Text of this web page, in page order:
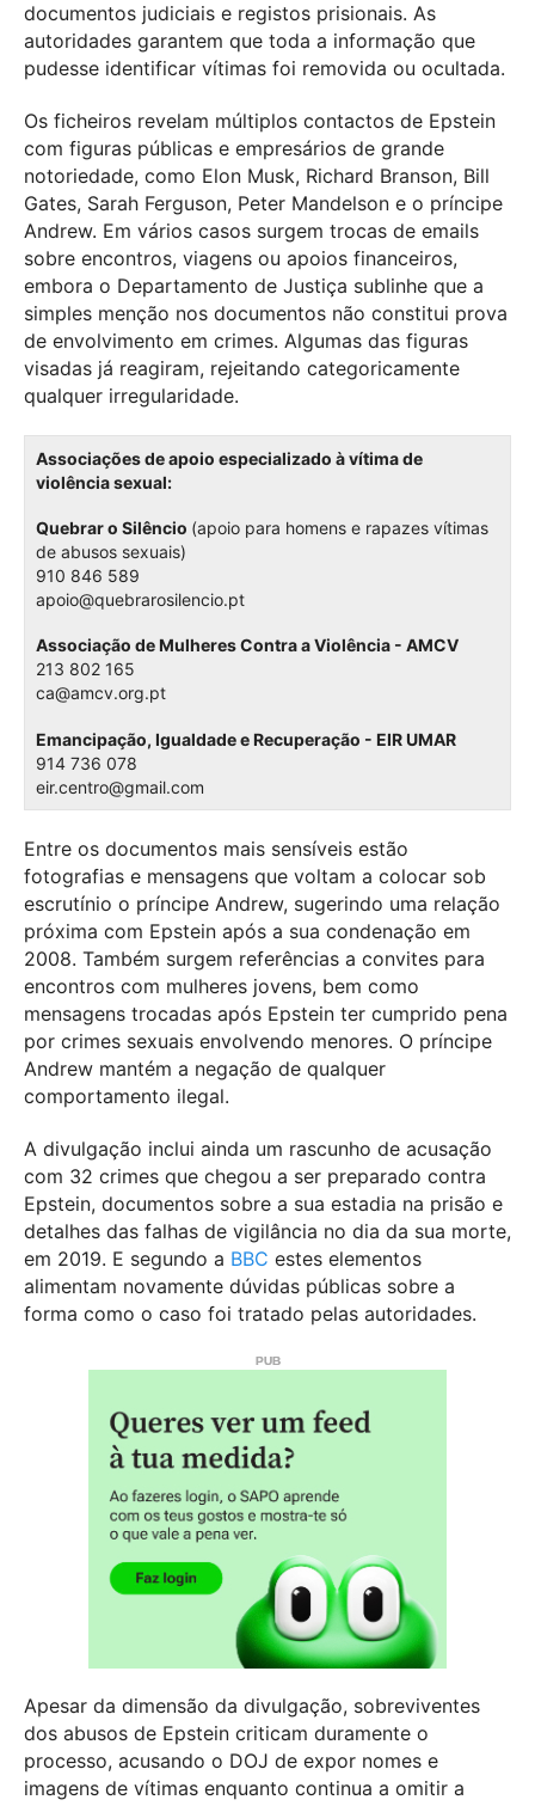
documentos judiciais e registos prisionais. As
autoridades garantem que toda a informação que
pudesse identificar vítimas foi removida ou ocultada.
Os ficheiros revelam múltiplos contactos de Epstein
com figuras públicas e empresários de grande
notoriedade, como Elon Musk, Richard Branson, Bill
Gates, Sarah Ferguson, Peter Mandelson e o príncipe
Andrew. Em vários casos surgem trocas de emails
sobre encontros, viagens ou apoios financeiros,
embora o Departamento de Justiça sublinhe que a
simples menção nos documentos não constitui prova
de envolvimento em crimes. Algumas das figuras
visadas já reagiram, rejeitando categoricamente
qualquer irregularidade.
Associações de apoio especializado à vítima de
violência sexual:
Quebrar o Silêncio (apoio para homens e rapazes vítimas
de abusos sexuais)
910 846 589
apoio@quebrarosilencio.pt
Associação de Mulheres Contra a Violência - AMCV
213 802 165
ca@amcv.org.pt
Emancipação, Igualdade e Recuperação - EIR UMAR
914 736 078
eir.centro@gmail.com
Entre os documentos mais sensíveis estão
fotografias e mensagens que voltam a colocar sob
escrutínio o príncipe Andrew, sugerindo uma relação
próxima com Epstein após a sua condenação em
2008. Também surgem referências a convites para
encontros com mulheres jovens, bem como
mensagens trocadas após Epstein ter cumprido pena
por crimes sexuais envolvendo menores. O príncipe
Andrew mantém a negação de qualquer
comportamento ilegal.
A divulgação inclui ainda um rascunho de acusação
com 32 crimes que chegou a ser preparado contra
Epstein, documentos sobre a sua estadia na prisão e
detalhes das falhas de vigilância no dia da sua morte,
em 2019. E segundo a BBC estes elementos
alimentam novamente dúvidas públicas sobre a
forma como o caso foi tratado pelas autoridades.
Apesar da dimensão da divulgação, sobreviventes
dos abusos de Epstein criticam duramente o
processo, acusando o DOJ de expor nomes e
imagens de vítimas enquanto continua a omitir a